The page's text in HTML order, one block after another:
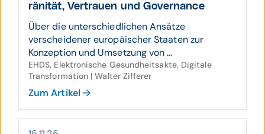
ränität, Vertrauen und Governance
Über die unterschiedlichen Ansätze
verscheidener europäischer Staaten zur
Konzeption und Umsetzung von ...
EHDS, Elektronische Gesundheitsakte, Digitale
Transformation | Walter Zifferer
Zum Artikel